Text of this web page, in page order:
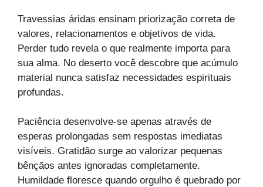
Travessias áridas ensinam priorização correta de
valores, relacionamentos e objetivos de vida.
Perder tudo revela o que realmente importa para
sua alma. No deserto você descobre que acúmulo
material nunca satisfaz necessidades espirituais
profundas.
Paciência desenvolve-se apenas através de
esperas prolongadas sem respostas imediatas
visíveis. Gratidão surge ao valorizar pequenas
bênçãos antes ignoradas completamente.
Humildade floresce quando orgulho é quebrado por